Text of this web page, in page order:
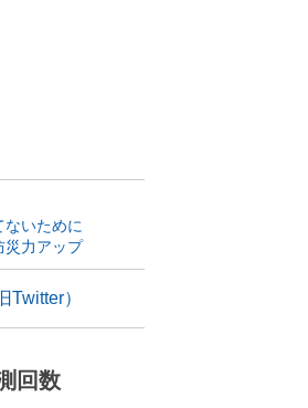
ないために
災力アップ
）
回数